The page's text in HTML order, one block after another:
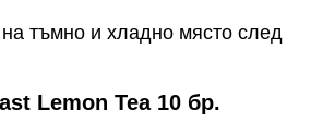
тъмно и хладно място след
Lemon Tea 10 бр.